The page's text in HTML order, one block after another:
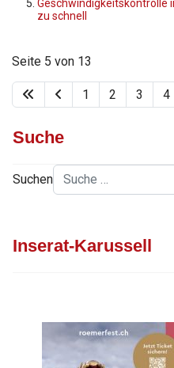
Geschwindigkeitskontrolle
zu schnell
Seite 5 von 13
1 2 3 4
Suche
Suchen
Inserat-Karussell